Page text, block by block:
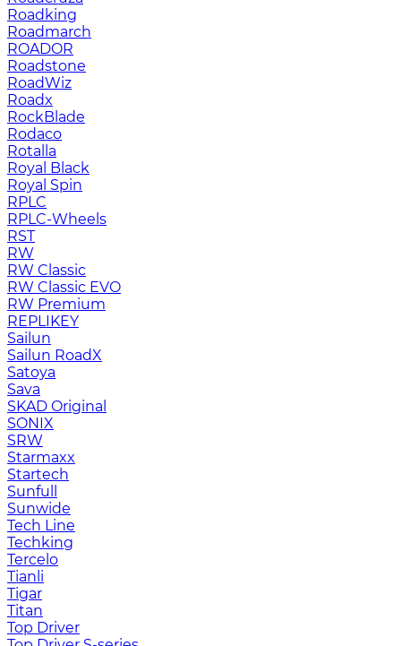
Roadking
Roadmarch
ROADOR
Roadstone
RoadWiz
Roadx
RockBlade
Rodaco
Rotalla
Royal Black
Royal Spin
RPLC
RPLC-Wheels
RST
RW
RW Classic
RW Classic EVO
RW Premium
RЕPLIKEY
Sailun
Sailun RoadX
Satoya
Sava
SKAD Original
SONIX
SRW
Starmaxx
Startech
Sunfull
Sunwide
Tech Line
Techking
Tercelo
Tianli
Tigar
Titan
Top Driver